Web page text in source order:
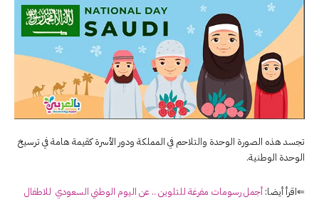
تجسد هذه الصورة الوحدة والتلاحم في المملكة ودور الأسرة كقيمة هامة في ترسيخ
الوحدة الوطنية.
⇐اقرأ أيضا: أجمل رسومات مفرغة للتلوين .. عن اليوم الوطني السعودي للاطفال